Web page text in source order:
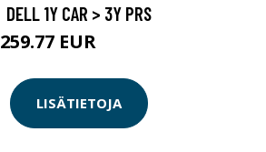
DELL 1Y CAR > 3Y PRS
259.77 EUR
LISÄTIETOJA